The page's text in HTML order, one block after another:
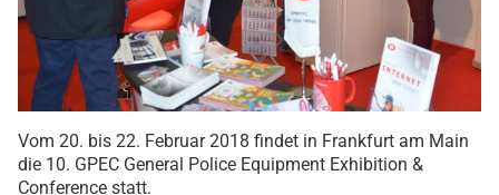
Vom 20. bis 22. Februar 2018 findet in Frankfurt am Main
die 10. GPEC General Police Equipment Exhibition &
Conference statt.